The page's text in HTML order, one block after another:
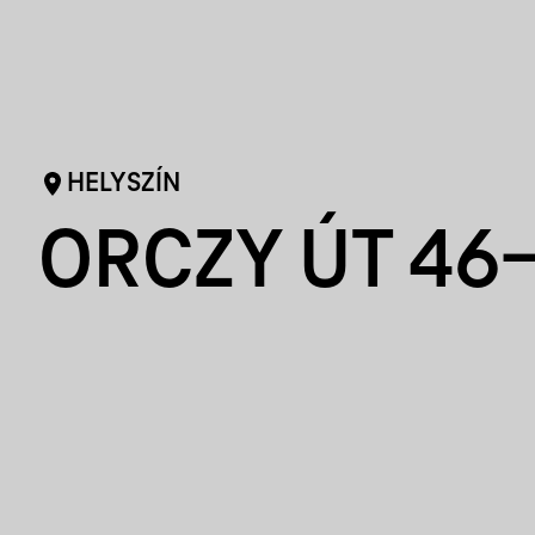
HELYSZÍN
ORCZY ÚT